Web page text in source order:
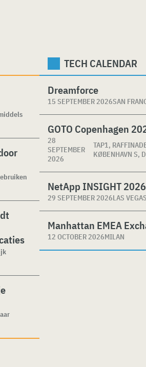
TECH CALENDAR
Dreamforce
15 SEPTEMBER 2026SAN
GOTO Copenhagen
28
SEPTEMBER
2026
TAP1,
KØBENHAVN S,
NetApp INSIGHT 2026
29 SEPTEMBER 2026LAS VEGAS
Manhattan EMEA
12 OCTOBER 2026MILAN